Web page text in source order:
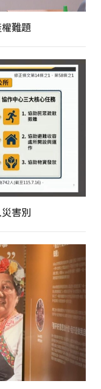
難題
害別